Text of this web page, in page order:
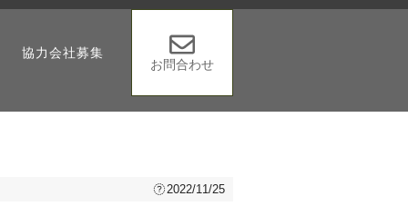
お問合わせ
協力会社募集
2022/11/25